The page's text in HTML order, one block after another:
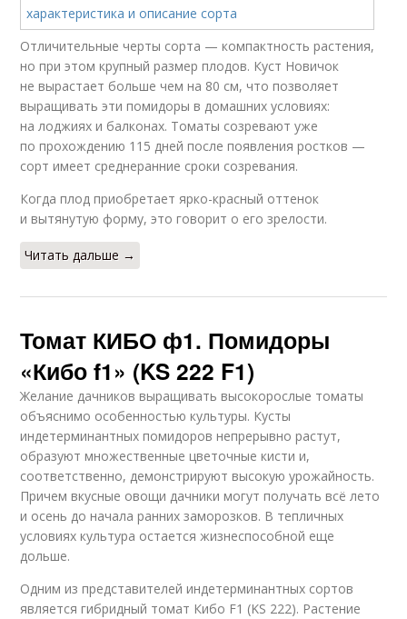
Отличительные черты сорта — компактность растения,
но при этом крупный размер плодов. Куст Новичок
не вырастает больше чем на 80 см, что позволяет
выращивать эти помидоры в домашних условиях:
на лоджиях и балконах. Томаты созревают уже
по прохождению 115 дней после появления ростков —
сорт имеет среднеранние сроки созревания.
Когда плод приобретает ярко-красный оттенок
и вытянутую форму, это говорит о его зрелости.
Читать дальше →
Томат КИБО ф1. Помидоры
«Кибо f1» (KS 222 F1)
Желание дачников выращивать высокорослые томаты
объяснимо особенностью культуры. Кусты
индетерминантных помидоров непрерывно растут,
образуют множественные цветочные кисти и,
соответственно, демонстрируют высокую урожайность.
Причем вкусные овощи дачники могут получать всё лето
и осень до начала ранних заморозков. В тепличных
условиях культура остается жизнеспособной еще
дольше.
Одним из представителей индетерминантных сортов
является гибридный томат Кибо F1 (KS 222). Растение